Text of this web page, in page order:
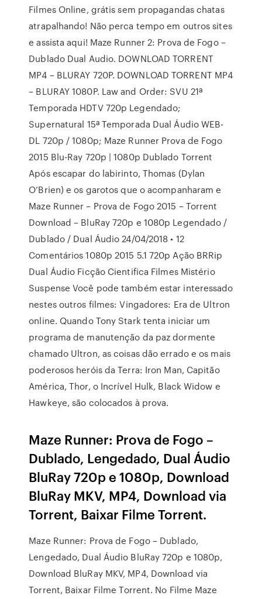
Filmes Online, grátis sem propagandas chatas
atrapalhando! Não perca tempo em outros sites
e assista aqui! Maze Runner 2: Prova de Fogo –
Dublado Dual Audio. DOWNLOAD TORRENT
MP4 – BLURAY 720P. DOWNLOAD TORRENT MP4
– BLURAY 1080P. Law and Order: SVU 21ª
Temporada HDTV 720p Legendado;
Supernatural 15ª Temporada Dual Áudio WEB-
DL 720p / 1080p; Maze Runner Prova de Fogo
2015 Blu-Ray 720p | 1080p Dublado Torrent
Após escapar do labirinto, Thomas (Dylan
O’Brien) e os garotos que o acompanharam e
Maze Runner – Prova de Fogo 2015 – Torrent
Download – BluRay 720p e 1080p Legendado /
Dublado / Dual Áudio 24/04/2018 • 12
Comentários 1080p 2015 5.1 720p Ação BRRip
Dual Áudio Ficção Cientifica Filmes Mistério
Suspense Você pode também estar interessado
nestes outros filmes: Vingadores: Era de Ultron
online. Quando Tony Stark tenta iniciar um
programa de manutenção da paz dormente
chamado Ultron, as coisas dão errado e os mais
poderosos heróis da Terra: Iron Man, Capitão
América, Thor, o Incrível Hulk, Black Widow e
Hawkeye, são colocados à prova.
Maze Runner: Prova de Fogo –
Dublado, Lengedado, Dual Áudio
BluRay 720p e 1080p, Download
BluRay MKV, MP4, Download via
Torrent, Baixar Filme Torrent.
Maze Runner: Prova de Fogo – Dublado,
Lengedado, Dual Áudio BluRay 720p e 1080p,
Download BluRay MKV, MP4, Download via
Torrent, Baixar Filme Torrent. No Filme Maze